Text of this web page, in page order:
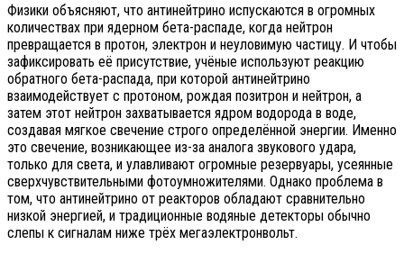
Физики объясняют, что антинейтрино испускаются в огромных
количествах при ядерном бета-распаде, когда нейтрон
превращается в протон, электрон и неуловимую частицу. И чтобы
зафиксировать её присутствие, учёные используют реакцию
обратного бета-распада, при которой антинейтрино
взаимодействует с протоном, рождая позитрон и нейтрон, а
затем этот нейтрон захватывается ядром водорода в воде,
создавая мягкое свечение строго определённой энергии. Именно
это свечение, возникающее из-за аналога звукового удара,
только для света, и улавливают огромные резервуары, усеянные
сверхчувствительными фотоумножителями. Однако проблема в
том, что антинейтрино от реакторов обладают сравнительно
низкой энергией, и традиционные водяные детекторы обычно
слепы к сигналам ниже трёх мегаэлектронвольт.